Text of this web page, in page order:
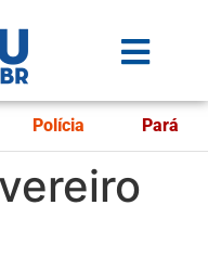
Polícia Pará